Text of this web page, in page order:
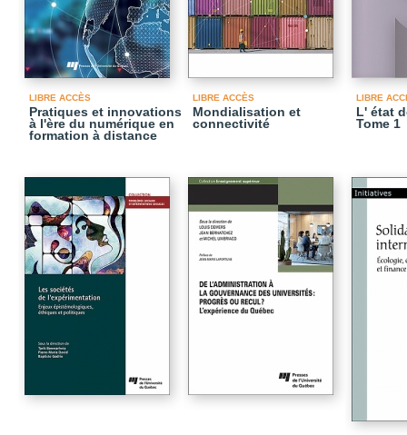
LIBRE ACCÈS
Pratiques et innovations
à l'ère du numérique en
formation à distance
LIBRE ACCÈS
Mondialisation et
connectivité
LIBRE
L' état
Tome 1